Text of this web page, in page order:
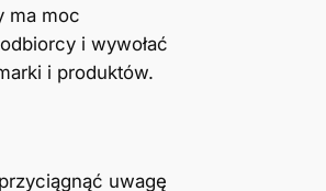
ma moc
i wywołać
i produktów.
uwagę